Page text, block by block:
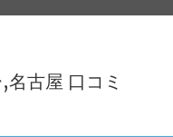
古屋 口コミ